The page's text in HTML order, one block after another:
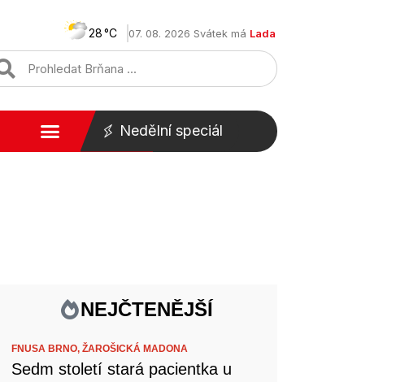
28 07. 08. 2026 Svátek má Lada
Nedělní speciál
NEJČTENĚJŠÍ
FNUSA BRNO,ŽAROŠICKÁ MADONA
Sedm století stará pacientka u